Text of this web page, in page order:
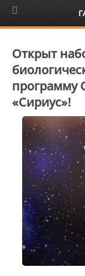
6+
Открыт
программу
«Сириус»!